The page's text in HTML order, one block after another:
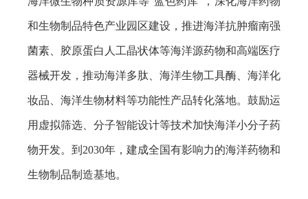
和生物制品特色产业园区建设，推进海洋抗肿瘤南强
菌素、胶原蛋白人工晶状体等海洋源药物和高端医疗
器械开发，推动海洋多肽、海洋生物工具酶、海洋化
妆品、海洋生物材料等功能性产品转化落地。鼓励运
用虚拟筛选、分子智能设计等技术加快海洋小分子药
物开发。到2030年，建成全国有影响力的海洋药物和
生物制品制造基地。